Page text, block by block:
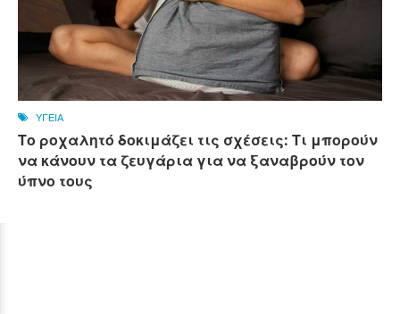
ΥΓΕΙΑ
Το ροχαλητό δοκιμάζει τις σχέσεις: Τι μπορούν
να κάνουν τα ζευγάρια για να ξαναβρούν τον
ύπνο τους